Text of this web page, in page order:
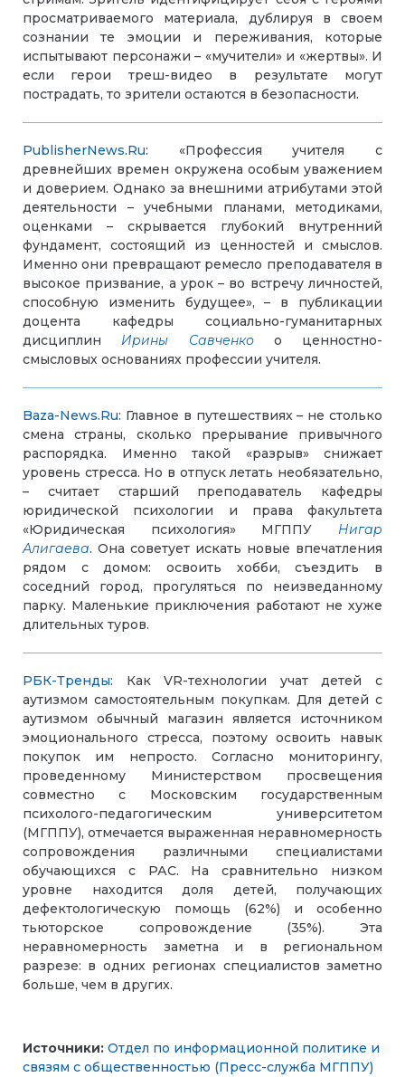
просматриваемого материала, дублируя в своем
сознании те эмоции и переживания, которые
испытывают персонажи – «мучители» и «жертвы». И
если герои треш-видео в результате могут
пострадать, то зрители остаются в безопасности.
PublisherNews.Ru: «Профессия учителя с
древнейших времен окружена особым уважением
и доверием. Однако за внешними атрибутами этой
деятельности – учебными планами, методиками,
оценками – скрывается глубокий внутренний
фундамент, состоящий из ценностей и смыслов.
Именно они превращают ремесло преподавателя в
высокое призвание, а урок – во встречу личностей,
способную изменить будущее», – в публикации
доцента кафедры социально-гуманитарных
дисциплин Ирины Савченкоо ценностно-
смысловых основаниях профессии учителя.
Baza-News.Ru: Главное в путешествиях – не столько
смена страны, сколько прерывание привычного
распорядка. Именно такой «разрыв» снижает
уровень стресса. Но в отпуск летать необязательно,
– считает старший преподаватель кафедры
юридической психологии и права факультета
«Юридическая психология» МГППУ Нигар
Алигаева. Она советует искать новые впечатления
рядом с домом: освоить хобби, съездить в
соседний город, прогуляться по неизведанному
парку. Маленькие приключения работают не хуже
длительных туров.
РБК-Тренды: Как VR-технологии учат детей с
аутизмом самостоятельным покупкам. Для детей с
аутизмом обычный магазин является источником
эмоционального стресса, поэтому освоить навык
покупок им непросто. Согласно мониторингу,
проведенному Министерством просвещения
совместно с Московским государственным
психолого-педагогическим университетом
(МГППУ), отмечается выраженная неравномерность
сопровождения различными специалистами
обучающихся с РАС. На сравнительно низком
уровне находится доля детей, получающих
дефектологическую помощь (62%) и особенно
тьюторское сопровождение (35%). Эта
неравномерность заметна и в региональном
разрезе: в одних регионах специалистов заметно
больше, чем в других.
Источники: Отдел по информационной политике и
связям с общественностью (Пресс-служба МГППУ)